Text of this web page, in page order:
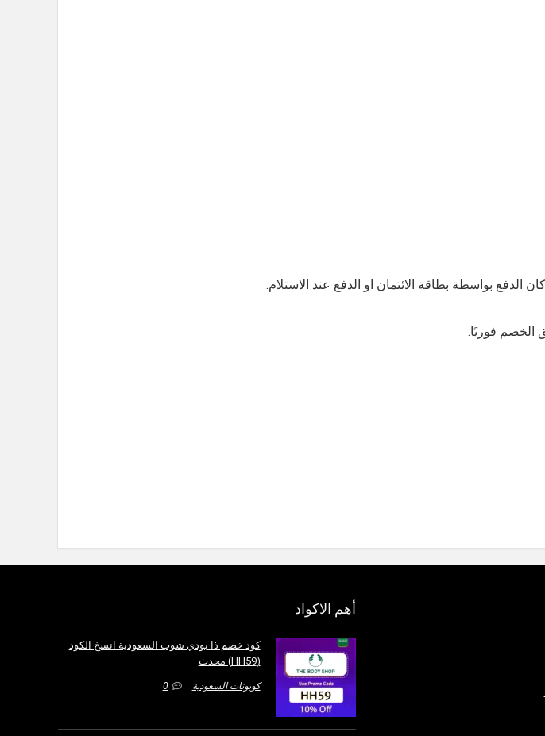
فوريًا.
أهم الاكواد
كود خصم ذا بودي شوب السعودية انسخ الكود
(HH59) محدث
كوبونات السعودية 0